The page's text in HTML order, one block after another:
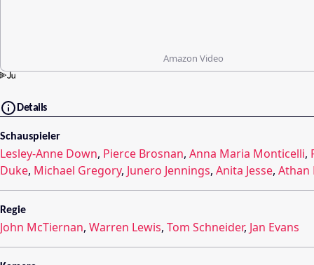
Amazon Video
Details
Schauspieler
Lesley-Anne Down, Pierce Brosnan, Anna Maria Monticelli,
Duke, Michael Gregory, Junero Jennings, Anita Jesse, Athan
Regie
John McTiernan, Warren Lewis, Tom Schneider, Jan Evans